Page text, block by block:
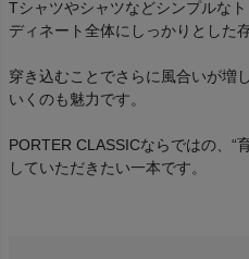
Tシャツやシャツなどシンプルな
ディネート全体にしっかりとした
穿き込むことでさらに風合いが増
いくのも魅力です。
PORTER CLASSICならではの、“
していただきたい一本です。